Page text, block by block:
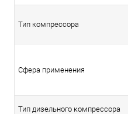
Тип компрессора
Сфера применения
Тип дизельного компрессора